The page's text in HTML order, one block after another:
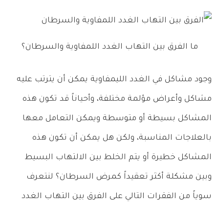
ما الفرق بين التهاب الغدد اللمفاوية والسرطان؟
وجود مشاكل في الغدد الليمفاوية يمكن أن يترتب عليه
مشاكل وأعراض مؤلمة مختلفة، وأحياناً قد تكون هذه
المشاكل بسيطة أو متوسطة ويمكن التعامل معها
بالعلاجات المناسبة، ولكن هل يمكن أن تكون هذه
المشاكل خطيرة أو يتم الخلط بين الالتهاب البسيط
وبين مشكلة أكثر تعقيداً كمرض السرطان؟ لنتعرف
سوياً من الفقرات التالي على الفرق بين التهاب الغدد